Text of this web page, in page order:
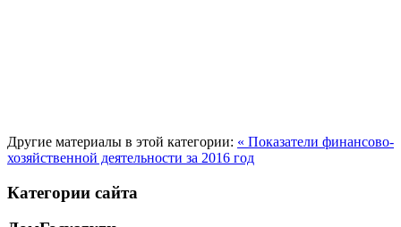
Другие материалы в этой категории: « Показатели финансово-
хозяйственной деятельности за 2016 год
Категории сайта